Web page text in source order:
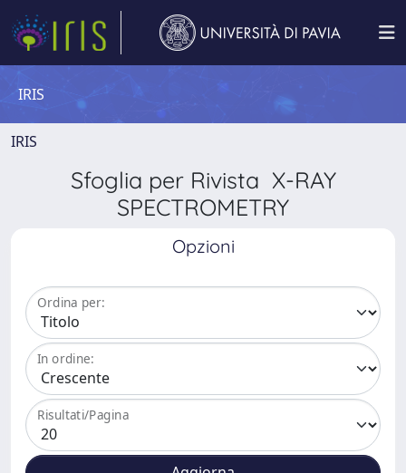
IRIS
IRIS
Sfoglia per Rivista X-RAY
SPECTROMETRY
Opzioni
Ordina per:
In ordine:
Risultati/Pagina